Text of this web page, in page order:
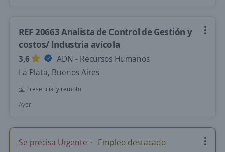
REF 20663 Analista de Control de Gestión y
costos/ Industria avícola
3,6
ADN - Recursos Humanos
La Plata, Buenos Aires
Presencial y remoto
Ayer
Se precisa Urgente Empleo destacado